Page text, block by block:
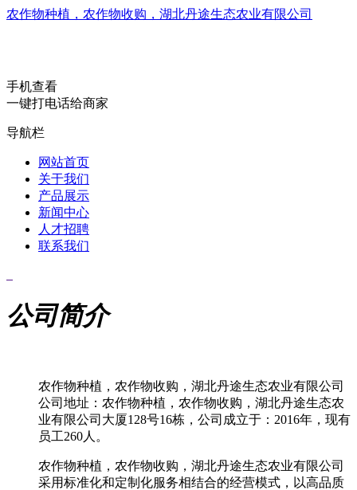
农作物种植，农作物收购，湖北丹途生态农业有限公司
手机查看
一键打电话给商家
导航栏
网站首页
关于我们
产品展示
新闻中心
人才招聘
联系我们
公司简介
农作物种植，农作物收购，湖北丹途生态农业有限公司
公司地址：农作物种植，农作物收购，湖北丹途生态农
业有限公司大厦128号16栋，公司成立于：2016年，现有
员工260人。
农作物种植，农作物收购，湖北丹途生态农业有限公司
采用标准化和定制化服务相结合的经营模式，以高品质